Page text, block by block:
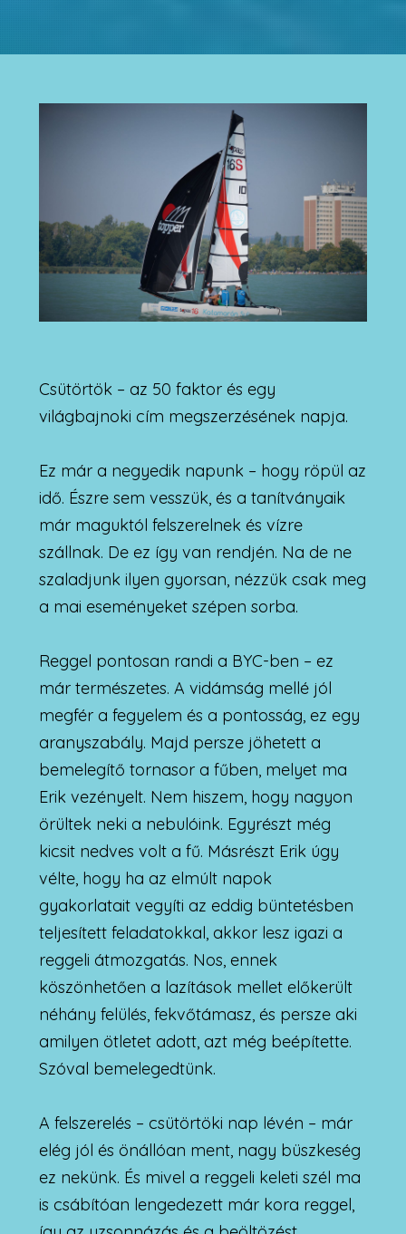
Csütörtök – az 50 faktor és egy
világbajnoki cím megszerzésének napja.
Ez már a negyedik napunk – hogy röpül az
idő. Észre sem vesszük, és a tanítványaik
már maguktól felszerelnek és vízre
szállnak. De ez így van rendjén. Na de ne
szaladjunk ilyen gyorsan, nézzük csak meg
a mai eseményeket szépen sorba.
Reggel pontosan randi a BYC-ben – ez
már természetes. A vidámság mellé jól
megfér a fegyelem és a pontosság, ez egy
aranyszabály. Majd persze jöhetett a
bemelegítő tornasor a fűben, melyet ma
Erik vezényelt. Nem hiszem, hogy nagyon
örültek neki a nebulóink. Egyrészt még
kicsit nedves volt a fű. Másrészt Erik úgy
vélte, hogy ha az elmúlt napok
gyakorlatait vegyíti az eddig büntetésben
teljesített feladatokkal, akkor lesz igazi a
reggeli átmozgatás. Nos, ennek
köszönhetően a lazítások mellet előkerült
néhány felülés, fekvőtámasz, és persze aki
amilyen ötletet adott, azt még beépítette.
Szóval bemelegedtünk.
A felszerelés – csütörtöki nap lévén – már
elég jól és önállóan ment, nagy büszkeség
ez nekünk. És mivel a reggeli keleti szél ma
is csábítóan lengedezett már kora reggel,